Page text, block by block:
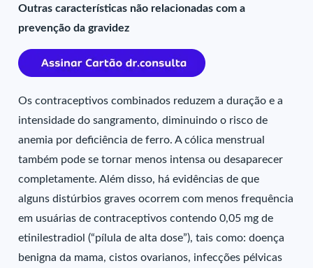
Outras características não relacionadas com a
prevenção da gravidez
Os contraceptivos combinados reduzem a duração e a
intensidade do sangramento, diminuindo o risco de
anemia por deficiência de ferro. A cólica menstrual
também pode se tornar menos intensa ou desaparecer
completamente. Além disso, há evidências de que
alguns distúrbios graves ocorrem com menos frequência
em usuárias de contraceptivos contendo 0,05 mg de
etinilestradiol (“pílula de alta dose”), tais como: doença
benigna da mama, cistos ovarianos, infecções pélvicas